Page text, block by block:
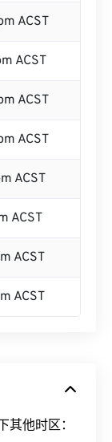
ACST
ACST
ACST
ACST
ACST
ACST
ACST
ACST
他时区：